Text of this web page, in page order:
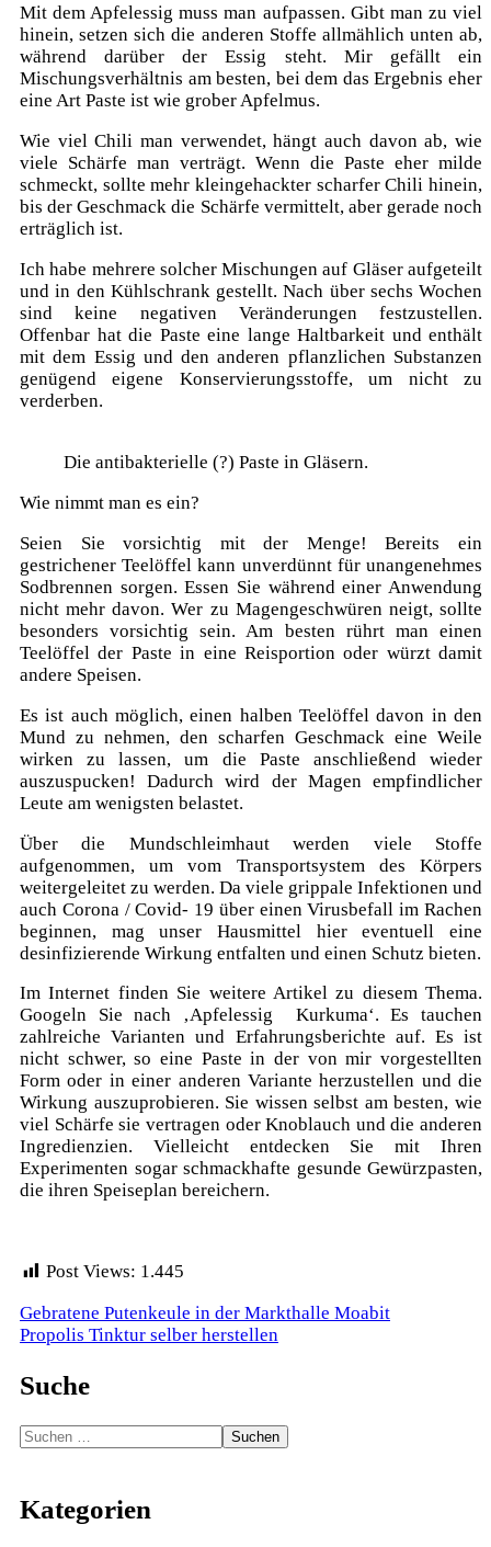
Mit dem Apfelessig muss man aufpassen. Gibt man zu viel
hinein, setzen sich die anderen Stoffe allmählich unten ab,
während darüber der Essig steht. Mir gefällt ein
Mischungsverhältnis am besten, bei dem das Ergebnis eher
eine Art Paste ist wie grober Apfelmus.
Wie viel Chili man verwendet, hängt auch davon ab, wie
viele Schärfe man verträgt. Wenn die Paste eher milde
schmeckt, sollte mehr kleingehackter scharfer Chili hinein,
bis der Geschmack die Schärfe vermittelt, aber gerade noch
erträglich ist.
Ich habe mehrere solcher Mischungen auf Gläser aufgeteilt
und in den Kühlschrank gestellt. Nach über sechs Wochen
sind keine negativen Veränderungen festzustellen.
Offenbar hat die Paste eine lange Haltbarkeit und enthält
mit dem Essig und den anderen pflanzlichen Substanzen
genügend eigene Konservierungsstoffe, um nicht zu
verderben.
Die antibakterielle (?) Paste in Gläsern.
Wie nimmt man es ein?
Seien Sie vorsichtig mit der Menge! Bereits ein
gestrichener Teelöffel kann unverdünnt für unangenehmes
Sodbrennen sorgen. Essen Sie während einer Anwendung
nicht mehr davon. Wer zu Magengeschwüren neigt, sollte
besonders vorsichtig sein. Am besten rührt man einen
Teelöffel der Paste in eine Reisportion oder würzt damit
andere Speisen.
Es ist auch möglich, einen halben Teelöffel davon in den
Mund zu nehmen, den scharfen Geschmack eine Weile
wirken zu lassen, um die Paste anschließend wieder
auszuspucken! Dadurch wird der Magen empfindlicher
Leute am wenigsten belastet.
Über die Mundschleimhaut werden viele Stoffe
aufgenommen, um vom Transportsystem des Körpers
weitergeleitet zu werden. Da viele grippale Infektionen und
auch Corona / Covid- 19 über einen Virusbefall im Rachen
beginnen, mag unser Hausmittel hier eventuell eine
desinfizierende Wirkung entfalten und einen Schutz bieten.
Im Internet finden Sie weitere Artikel zu diesem Thema.
Googeln Sie nach ‚Apfelessig Kurkuma‘. Es tauchen
zahlreiche Varianten und Erfahrungsberichte auf. Es ist
nicht schwer, so eine Paste in der von mir vorgestellten
Form oder in einer anderen Variante herzustellen und die
Wirkung auszuprobieren. Sie wissen selbst am besten, wie
viel Schärfe sie vertragen oder Knoblauch und die anderen
Ingredienzien. Vielleicht entdecken Sie mit Ihren
Experimenten sogar schmackhafte gesunde Gewürzpasten,
die ihren Speiseplan bereichern.
Post Views: 1.445
Beitragsnavigation
Gebratene Putenkeule in der Markthalle Moabit
Propolis Tinktur selber herstellen
Suche
Suchen
Kategorien